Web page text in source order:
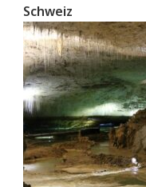
Schweiz